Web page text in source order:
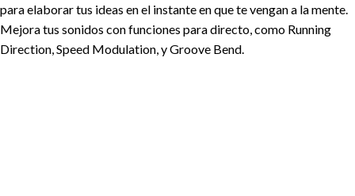
para elaborar tus ideas en el instante en que te vengan a la mente.
Mejora tus sonidos con funciones para directo, como Running
Direction, Speed Modulation, y Groove Bend.